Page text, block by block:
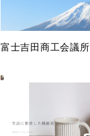
富士吉田商工会議所